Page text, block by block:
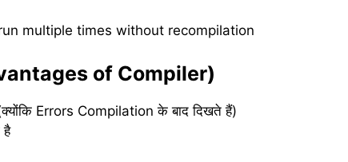
multiple times without recompilation
of Compiler)
Errors Compilation के बाद दिखते हैं)
है